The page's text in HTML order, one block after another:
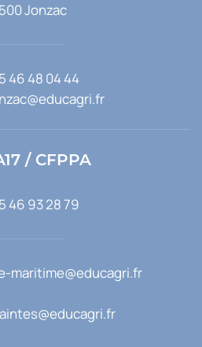
Jonzac
46 48 04 44
/ CFPPA
46 93 28 79
maritime@educagri.fr